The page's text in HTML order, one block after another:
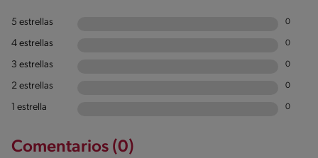
5 estrellas 0
4 estrellas 0
3 estrellas 0
2 estrellas 0
1 estrella 0
Comentarios (0)